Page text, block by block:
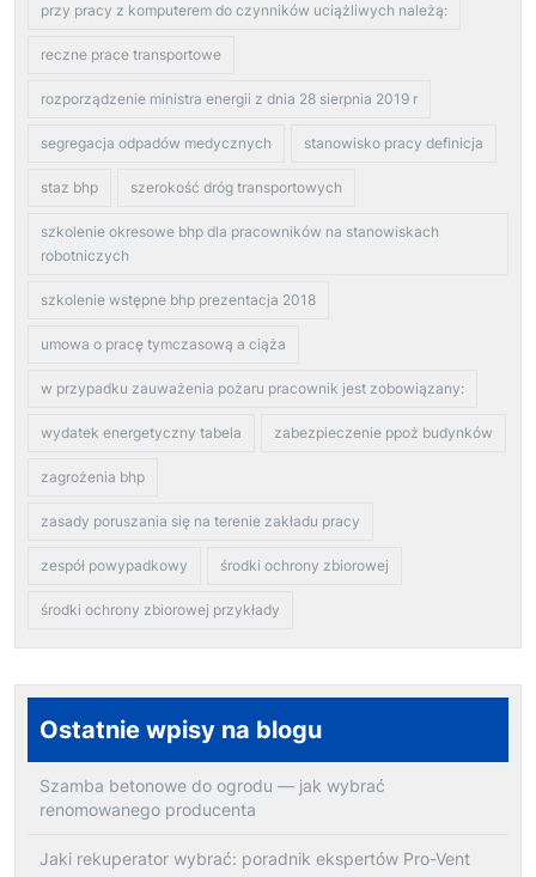
przy pracy z komputerem do czynników uciążliwych należą:
reczne prace transportowe
rozporządzenie ministra energii z dnia 28 sierpnia 2019 r
segregacja odpadów medycznych stanowisko pracy definicja
staz bhp szerokość dróg transportowych
szkolenie okresowe bhp dla pracowników na stanowiskach
robotniczych
szkolenie wstępne bhp prezentacja 2018
umowa o pracę tymczasową a ciąża
w przypadku zauważenia pożaru pracownik jest zobowiązany:
wydatek energetyczny tabela zabezpieczenie ppoż budynków
zagrożenia bhp
zasady poruszania się na terenie zakładu pracy
zespół powypadkowy środki ochrony zbiorowej
środki ochrony zbiorowej przykłady
Ostatnie wpisy na blogu
Szamba betonowe do ogrodu — jak wybrać
renomowanego producenta
Jaki rekuperator wybrać: poradnik ekspertów Pro-Vent